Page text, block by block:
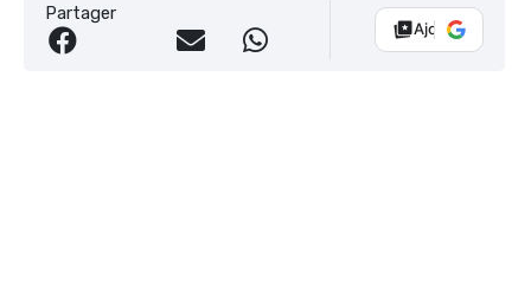
Partager
Ajouter Vélo